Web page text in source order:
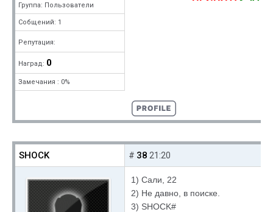
Группа: Пользователи
Собщений: 1
Репутация:
Наград: 0
Замечания : 0%
SHOCK # 38 21:20
1) Сали, 22
2) Не давно, в поиске.
3) SHOCK#